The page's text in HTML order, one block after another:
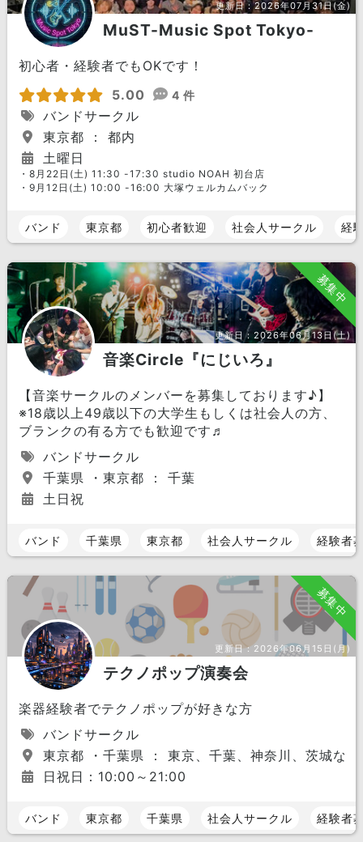
更新日：2026年07月31日(金)
MuST-Music Spot Tokyo-
初心者・経験者でもOKです！
5.00
4 件
バンドサークル
東京都 ： 都内
土曜日
・8月22日(土) 11:30 -17:30 studio NOAH 初台店
・9月12日(土) 10:00 -16:00 大塚ウェルカムバック
バンド 東京都 初心者歓迎 社会人サークル 経
募集中
更新日：2026年06月13日(土)
音楽Circle『にじいろ』
【音楽サークルのメンバーを募集しております♪】
※18歳以上49歳以下の大学生もしくは社会人の方、
ブランクの有る方でも歓迎です♬
バンドサークル
千葉県 ・東京都 ： 千葉
土日祝
バンド 千葉県 東京都 社会人サークル 経験者
募集中
更新日： 2026年06月15日(月)
テクノポップ演奏会
楽器経験者でテクノポップが好きな方
バンドサークル
東京都 ・千葉県 ： 東京、千葉、神奈川、茨城など
日祝日：10:00～21:00
バンド 東京都 千葉県 社会人サークル 経験者